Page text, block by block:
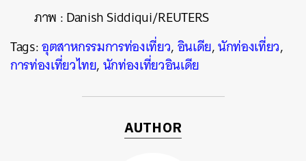
ภาพ : Danish Siddiqui/REUTERS
Tags:อุตสาหกรรมการท่องเที่ยว,อินเดีย,นักท่องเที่ยว,
การท่องเที่ยวไทย,นักท่องเที่ยวอินเดีย
AUTHOR